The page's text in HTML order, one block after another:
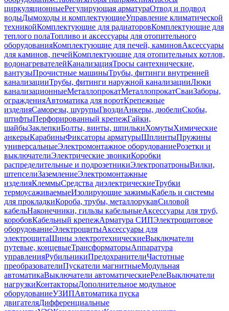
циркуляционныеРегулирующая арматураОтвод и подвод
водыДымоходы и комплектующиеУправление климатической
техникойКомплектующие для радиаторовКомплектующие для
теплого полаТопливо и аксессуары для отопительного
оборудованияКомплектующие для печей, каминовАксессуары
для каминов, печейКомплектующие для отопительных котлов,
водонагревателейКанализацияТросы сантехнические,
вантузыПрочистные машиныТрубы, фитинги внутренней
канализацииТрубы, фитинги наружной канализацииЛюки
канализационныеМеталлопрокатМеталлопрокатСваиЗаборы,
огражденияАвтоматика для воротКрепежные
изделияСаморезы, шурупыГвоздиАнкеры, дюбелиСкобы,
штифтыПерфорированный крепежГайки,
шайбыЗаклепкиБолты, винты, шпилькиХомутыХимические
анкерыКарабиныФиксаторы арматурыШплинтыПружины
универсальныеЭлектромонтажное оборудованиеРозетки и
выключателиЭлектрические звонкиКоробки
распределительные и подрозетникиЭлектропатроныВилки,
штепселиЗаземлениеЭлектромонтажные
изделияКлеммыСредства диэлектрическиеТрубки
термоусаживаемыеИзолирующие зажимыКабель и системы
для прокладкиКороба, трубы, металлорукавСиловой
кабельНаконечники, гильзы кабельныеАксессуары для труб,
коробовКабельный крепежАрматура СИПЭлектрощитовое
оборудованиеЭлектрощитыАксессуары для
электрощитаШины электротехническиеВыключатели
путевые, концевыеТрансформаторыАппаратура
управленияРубильникиПредохранителиЧастотные
преобразователиПускатели магнитныеМодульная
автоматикаВыключатели автоматическиеРелеВыключатели
нагрузкиКонтакторыДополнительное модульное
оборудованиеУЗИПАвтоматика пуска
двигателяДифференциальные